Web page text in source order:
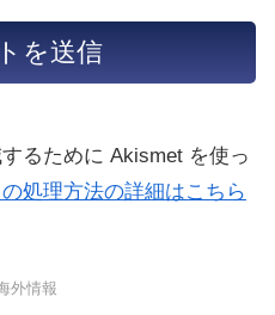
るために Akismet を使っ
処理方法の詳細はこちら
外情報